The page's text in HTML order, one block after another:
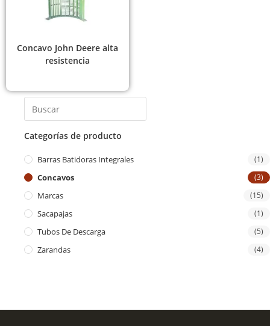
Categorías de producto
Barras Batidoras Integrales (1)
Concavos (3)
Marcas (15)
Sacapajas (1)
Tubos De Descarga (5)
Zarandas (4)
Concavo John Deere alta
resistencia